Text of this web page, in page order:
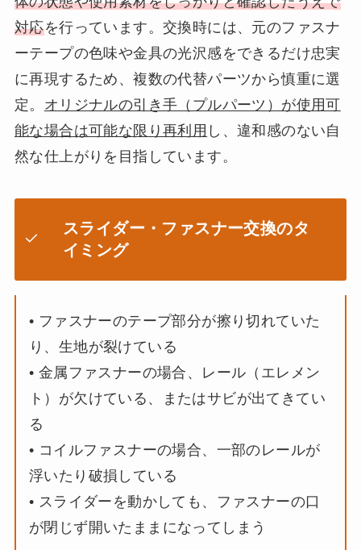
対応を行っています。交換時には、元のファスナ
ーテープの色味や金具の光沢感をできるだけ忠実
に再現するため、複数の代替パーツから慎重に選
定。 オリジナルの引き手（プルパーツ）が使用可
能な場合は可能な限り再利用 し、違和感のない自
然な仕上がりを目指しています。
スライダー・ファスナー交換のタ
イミング
• ファスナーのテープ部分が擦り切れていた
り、生地が裂けている
• 金属ファスナーの場合、レール（エレメン
ト）が欠けている、またはサビが出てきてい
る
• コイルファスナーの場合、一部のレールが
浮いたり破損している
• スライダーを動かしても、ファスナーの口
が閉じず開いたままになってしまう